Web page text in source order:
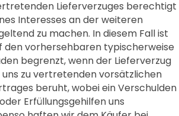
Lieferverzuges berechtigt
Interesses an der weiteren
zu machen. In diesem Fall ist
den vorhersehbaren typischerweise
begrenzt, wenn der Lieferverzug
zu vertretenden vorsätzlichen
beruht, wobei ein Verschulden
Erfüllungsgehilfen uns